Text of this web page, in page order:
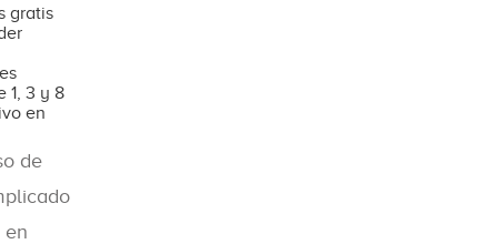
gratis
1, 3 y 8
en
de
en